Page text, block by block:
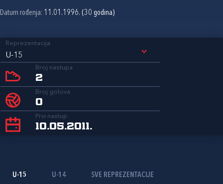
Datum rođenja: 11.01.1996. (30 godina)
Reprezentacija
U-15
Broj nastupa
2
Broj golova
0
Prvi nastup
10.05.2011.
U-15 U-14 SVE REPREZENTACIJE